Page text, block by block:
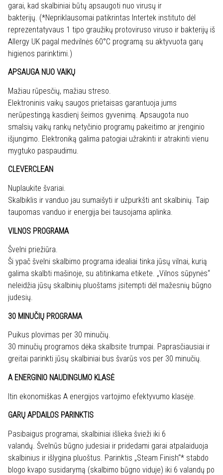
garai, kad skalbiniai būtų apsaugoti nuo virusų ir
bakterijų. (*Nepriklausomai patikrintas Intertek instituto dėl
reprezentatyvaus 1 tipo graužikų protoviruso viruso ir bakterijų iš
Allergy UK pagal medvilnės 60°C programą su aktyvuota garų
higienos parinktimi.)
APSAUGA NUO VAIKŲ
Mažiau rūpesčių, mažiau streso.
Elektroninis vaikų saugos prietaisas garantuoja jums
nerūpestingą kasdienį šeimos gyvenimą. Apsaugota nuo
smalsių vaikų rankų netyčinio programų pakeitimo ar įrenginio
išjungimo. Elektroniką galima patogiai užrakinti ir atrakinti vienu
mygtuko paspaudimu.
CLEVERCLEAN
Nuplaukite švariai.
Skalbiklis ir vanduo jau sumaišyti ir užpurkšti ant skalbinių. Taip
taupomas vanduo ir energija bei tausojama aplinka.
VILNOS PROGRAMA
Švelni priežiūra.
Ši ypač švelni skalbimo programa idealiai tinka jūsų vilnai, kurią
galima skalbti mašinoje, su atitinkama etikete. „Vilnos sūpynės“
neleidžia jūsų skalbinių pluoštams įsitempti dėl mažesnių būgno
judesių.
30 MINUČIŲ PROGRAMA
Puikus plovimas per 30 minučių.
30 minučių programos dėka skalbsite trumpai. Paprasčiausiai ir
greitai parinkti jūsų skalbiniai bus švarūs vos per 30 minučių.
A ENERGINIO NAUDINGUMO KLASĖ
Itin ekonomiškas A energijos vartojimo efektyvumo klasėje.
GARŲ APDAILOS PARINKTIS
Pasibaigus programai, skalbiniai išlieka švieži iki 6
valandų. Švelnūs būgno judesiai ir pridedami garai atpalaiduoja
skalbinius ir išlygina pluoštus. Parinktis „Steam Finish“* stabdo
blogo kvapo susidarymą (skalbimo būgno viduje) iki 6 valandų po